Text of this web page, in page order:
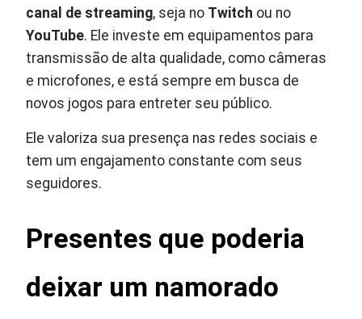
canal de streaming, seja no Twitch ou no
YouTube. Ele investe em equipamentos para
transmissão de alta qualidade, como câmeras
e microfones, e está sempre em busca de
novos jogos para entreter seu público.
Ele valoriza sua presença nas redes sociais e
tem um engajamento constante com seus
seguidores.
Presentes que poderia
deixar um namorado